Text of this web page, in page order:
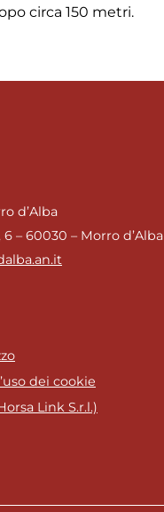
circa 150 metri.
d’Alba
– 60030 – Morro d’Alba
dei cookie
Link S.r.l.)